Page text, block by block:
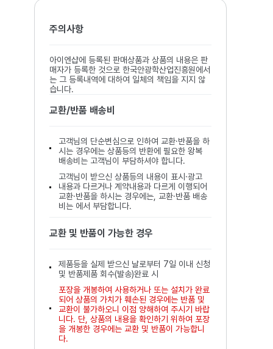
주의사항
아이엔샵에 등록된 판매상품과 상품의 내용은 판
매자가 등록한 것으로 한국안광학산업진흥원에서
는 그 등록내역에 대하여 일체의 책임을 지지 않
습니다.
교환/반품 배송비
고객님의 단순변심으로 인하여 교환·반품을 하
시는 경우에는 상품등의 반환에 필요한 왕복
배송비는 고객님이 부담하셔야 합니다.
고객님이 받으신 상품등의 내용이 표시·광고
내용과 다르거나 계약내용과 다르게 이행되어
교환·반품을 하시는 경우에는, 교환·반품 배송
비는 에서 부담합니다.
교환 및 반품이 가능한 경우
제품등을 실제 받으신 날로부터 7일 이내 신청
및 반품제품 회수(발송)완료 시
포장을 개봉하여 사용하거나 또는 설치가 완료
되어 상품의 가치가 훼손된 경우에는 반품 및
교환이 불가하오니 이점 양해하여 주시기 바랍
니다. 단, 상품의 내용을 확인하기 위하여 포장
을 개봉한 경우에는 교환 및 반품이 가능합니
다.